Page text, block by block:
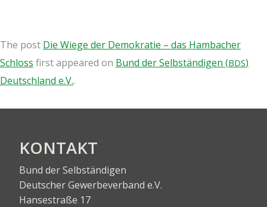
The post Die Wie­ge der Demo­kra­tie – das Ham­ba­cher
Schloss first appeared on Bund der Selb­stän­di­gen (BDS)
Deutsch­land e.V..
KON­TAKT
Bund der Selbständigen
Deut­scher Gewer­be­ver­band e.V.
Han­se­stra­ße 17